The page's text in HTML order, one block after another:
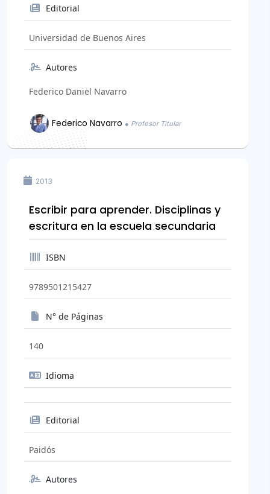
Editorial
Universidad de Buenos Aires
Autores
Federico Daniel Navarro
Federico Navarro ● Profesor Titular
2013
Escribir para aprender. Disciplinas y
escritura en la escuela secundaria
ISBN
9789501215427
N° de Páginas
140
Idioma
Editorial
Paidós
Autores